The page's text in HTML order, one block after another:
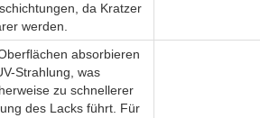
da Kratzer
werden.
absorbieren
Strahlung, was
zu schnellerer
des Lacks führt. Für